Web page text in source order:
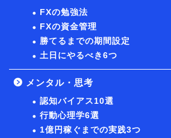
FXの勉強法
FXの資金管理
勝てるまでの期間設定
土日にやるべき6つ
メンタル・思考
認知バイアス10選
行動心理学6選
1億円稼ぐまでの実践3つ